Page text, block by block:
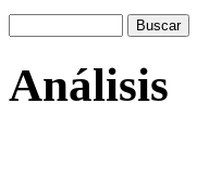
Análisis